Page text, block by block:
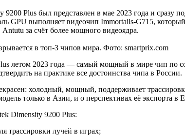
Plus был представлен в мае 2023 года и сразу
GPU выполняет видеочип Immortails-G715,
за счёт более мощного видеоядра.
в топ-3 чипов мира. Фото: smartprix.com
летом 2023 года — самый мощный в мире чип по
на практике все достоинства чипа в России.
холодный, мощный, поддерживает
только в Азии, и о перспективах её экспорта в
Dimensity 9200 Plus:
трассировки лучей в играх;